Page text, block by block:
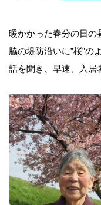
暖かかった春分の日の
脇の堤防沿いに”桜”の
話を聞き、早速、入居